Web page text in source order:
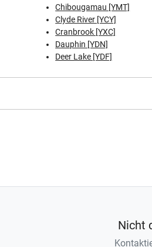
Chibougamau [YMT]
Clyde River [YCY]
Cranbrook [YXC]
Dauphin [YDN]
Deer Lake [YDF]
Nicht